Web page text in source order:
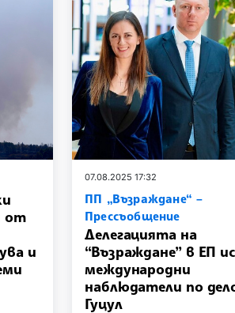
от
и
07.08.2025 17:32
ПП „Възраждане“ –
Прессъобщение
Делегацията на
“Възраждане” в ЕП
международни
наблюдатели по
Гуцул